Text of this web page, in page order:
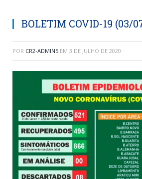
BOLETIM COVID-19 (03/
POR CR2-ADMIN5 EM 3 DE JULHO DE 2020